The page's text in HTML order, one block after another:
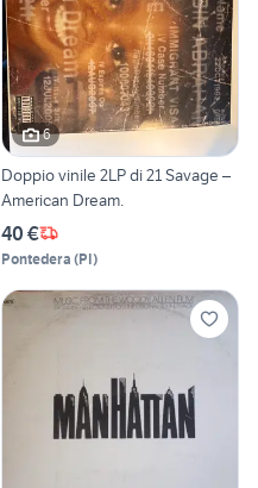
6
Doppio vinile 2LP di 21 Savage –
American Dream.
40 €
Pontedera (PI)